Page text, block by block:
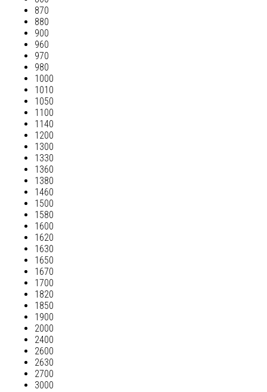
870
880
900
960
970
980
1000
1010
1050
1100
1140
1200
1300
1330
1360
1380
1460
1500
1580
1600
1620
1630
1650
1670
1700
1820
1850
1900
2000
2400
2600
2630
2700
3000